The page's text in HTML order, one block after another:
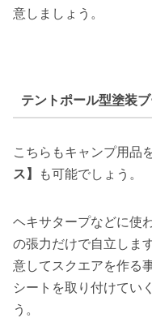
意しましょう。
テントポール型塗装
こちらもキャンプ用品
ス】
も可能でしょう。
ヘキサタープなどに使
の張力だけで自立しま
意してスクエアを作る
シートを取り付けてい
う。